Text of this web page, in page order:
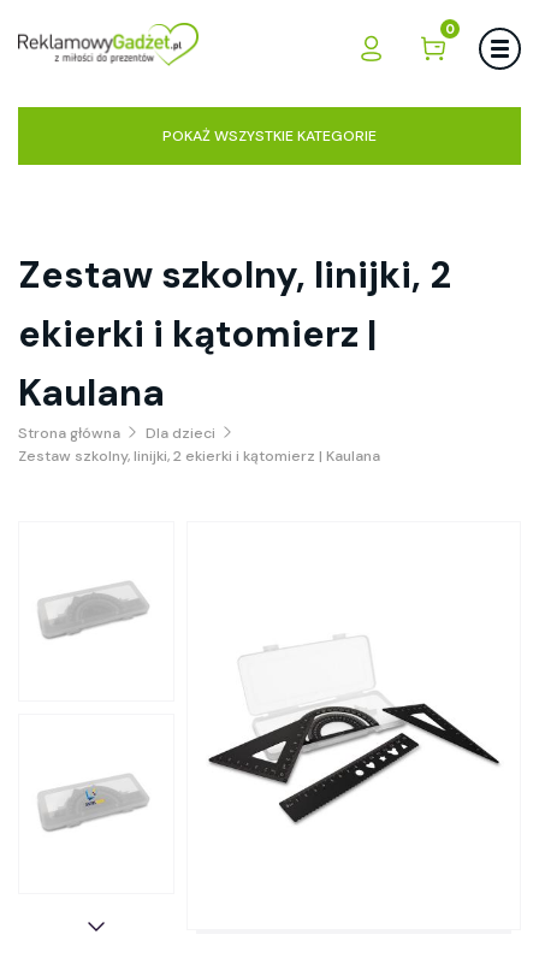
0
POKAŻ WSZYSTKIE KATEGORIE
Zestaw szkolny, linijki, 2
ekierki i kątomierz |
Kaulana
Strona główna
Dla dzieci
Zestaw szkolny, linijki, 2 ekierki i kątomierz | Kaulana